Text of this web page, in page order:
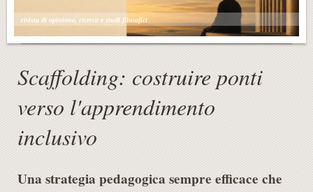
rivista di opinione, ricerca e studi filosofici
Scaffolding: costruire ponti
verso l'apprendimento
inclusivo
Una strategia pedagogica sempre efficace che